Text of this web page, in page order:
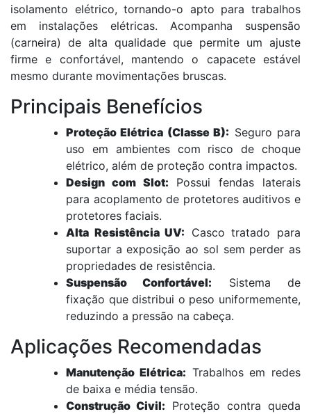
isolamento elétrico, tornando-o apto para trabalhos
em instalações elétricas. Acompanha suspensão
(carneira) de alta qualidade que permite um ajuste
firme e confortável, mantendo o capacete estável
mesmo durante movimentações bruscas.
Principais Benefícios
Proteção Elétrica (Classe B): Seguro para
uso em ambientes com risco de choque
elétrico, além de proteção contra impactos.
Design com Slot: Possui fendas laterais
para acoplamento de protetores auditivos e
protetores faciais.
Alta Resistência UV: Casco tratado para
suportar a exposição ao sol sem perder as
propriedades de resistência.
Suspensão Confortável: Sistema de
fixação que distribui o peso uniformemente,
reduzindo a pressão na cabeça.
Aplicações Recomendadas
Manutenção Elétrica: Trabalhos em redes
de baixa e média tensão.
Construção Civil: Proteção contra queda